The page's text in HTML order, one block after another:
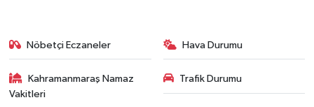
Nöbetçi Eczaneler Hava Durumu
Kahramanmaraş Namaz
Vakitleri
Trafik Durumu